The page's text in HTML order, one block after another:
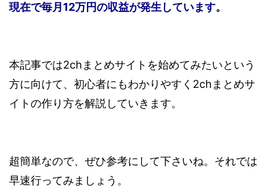
現在で毎月12万円の収益が発生しています。
本記事では2chまとめサイトを始めてみたいという
方に向けて、初心者にもわかりやすく2chまとめサ
イトの作り方を解説していきます。
超簡単なので、ぜひ参考にして下さいね。それでは
早速行ってみましょう。